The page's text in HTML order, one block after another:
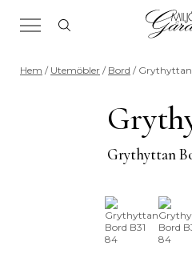
Sök efter valfri
kategori
Hem / Utemöbler / Bord / Grythyttan
Grythyttan